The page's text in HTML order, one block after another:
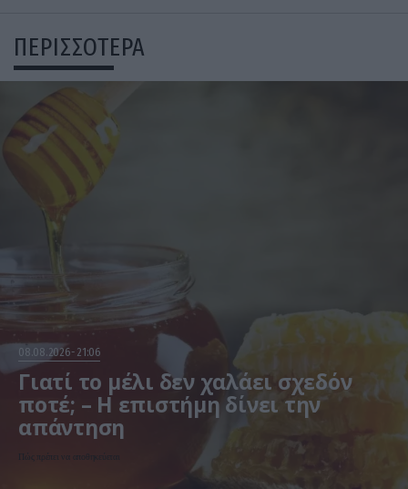
ΠΕΡΙΣΣΟΤΕΡΑ
08.08.2026 21:06
Γιατί το μέλι δεν χαλάει σχεδόν
ποτέ; – Η επιστήμη δίνει την
απάντηση
Πώς πρέπει να αποθηκεύεται